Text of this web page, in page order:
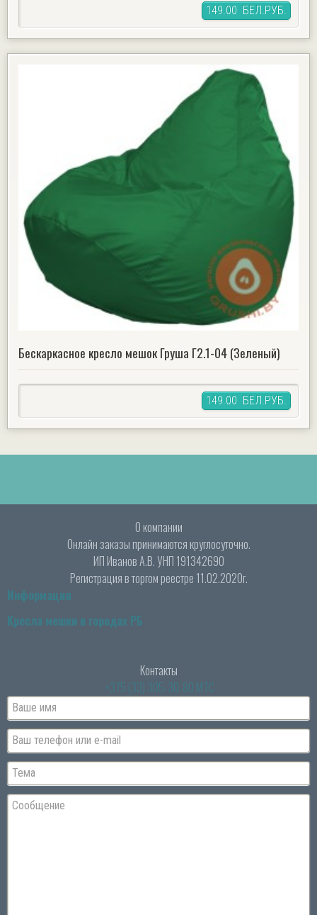
149.00 БЕЛ.РУБ.
Бескаркасное кресло мешок Груша Г2.1-04 (Зеленый)
149.00 БЕЛ.РУБ.
О компании
Онлайн заказы принимаются круглосуточно.
ИП Иванов А.В. УНП 191342690
Регистрация в торгом реестре 11.02.2020г.
Информация
Кресла мешки в городах РБ
Контакты
+375 (33) 305-30-80 МТС